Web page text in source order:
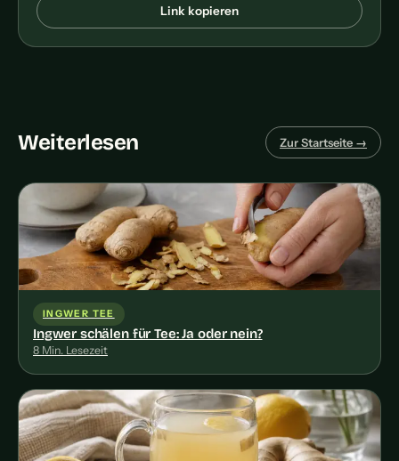
Link kopieren
Weiterlesen Zur Startseite →
INGWER TEE
Ingwer schälen für Tee: Ja oder nein?
8 Min. Lesezeit